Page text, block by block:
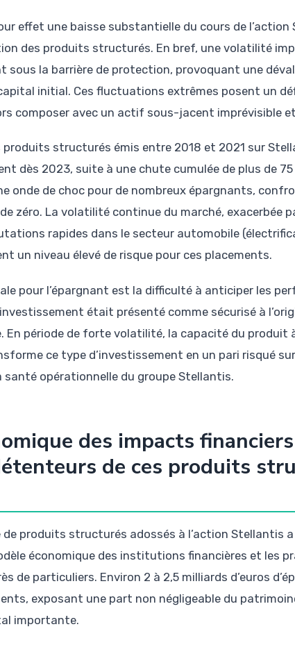
effet une baisse substantielle du cours de
des produits structurés. En bref, une volatilité
sous la barrière de protection, provoquant une
initial. Ces fluctuations extrêmes posent un
composer avec un actif sous-jacent imprévisible
structurés émis entre 2018 et 2021 sur
dès 2023, suite à une chute cumulée de plus de
onde de choc pour de nombreux épargnants,
zéro. La volatilité continue du marché, exacerbée
rapides dans le secteur automobile
un niveau élevé de risque pour ces placements.
pour l’épargnant est la difficulté à anticiper les
était présenté comme sécurisé à
En période de forte volatilité, la capacité du produit
ce type d’investissement en un pari risqué
santé opérationnelle du groupe Stellantis.
des impacts
de ces produits
produits structurés adossés à l’action Stellantis a
économique des institutions financières et les
de particuliers. Environ 2 à 2,5 milliards d’euros
exposant une part non négligeable du
importante.